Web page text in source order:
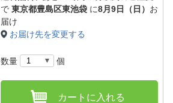
で 東京都豊島区東池袋 に8月9日（日） お
届け
お届け先を変更する
数量 個
カートに入れる